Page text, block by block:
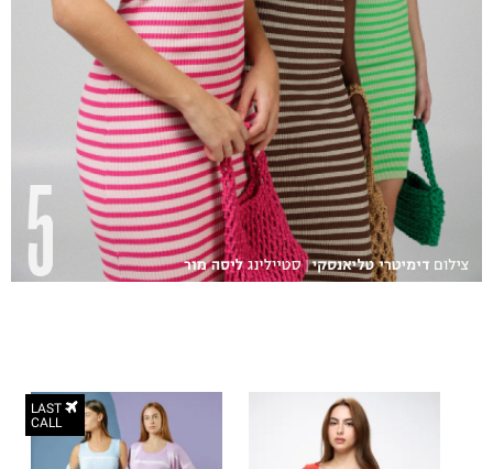
LAST
CALL